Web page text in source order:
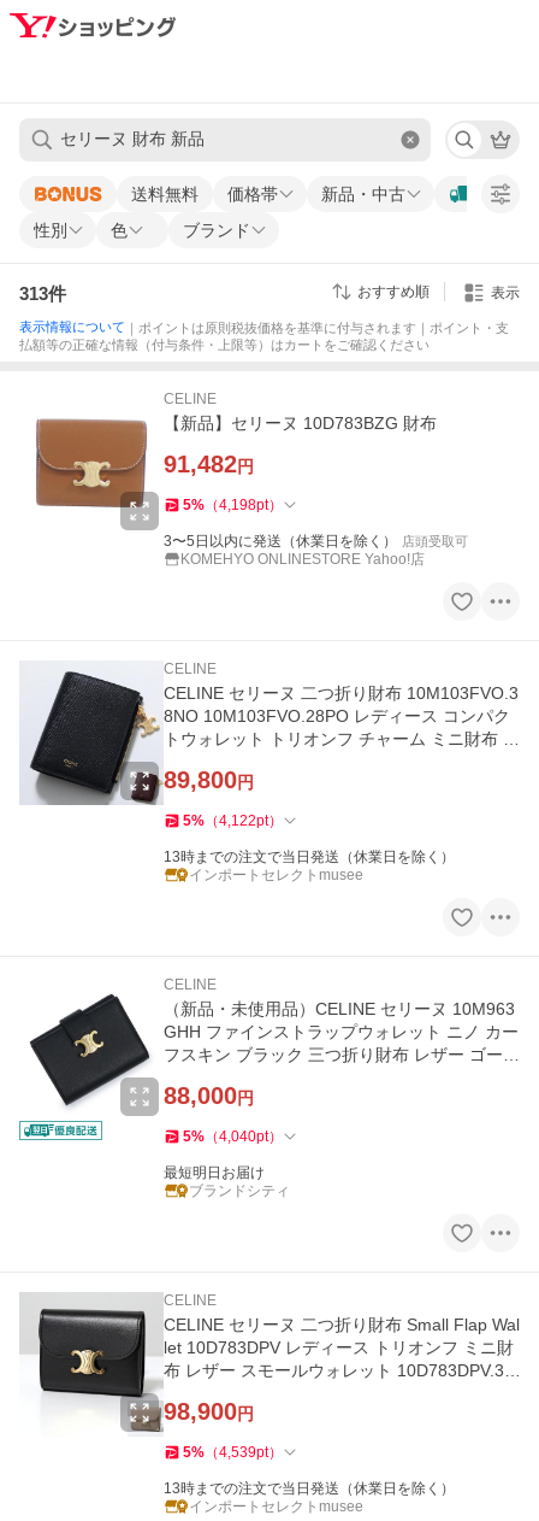
送料無料 価格帯
新品・中古
性別
色 ブランド
313件 おすすめ順 表示
表示情報について ｜ポイントは原則税抜価格を基準に付与されます｜ポイント・支
払額等の正確な情報（付与条件・上限等）はカートをご確認ください
CELINE
【新品】セリーヌ 10D783BZG 財布
91,482円
5% （4,198pt）
3〜5日以内に発送（休業日を除く） 店頭受取可
KOMEHYO ONLINESTORE Yahoo!店
CELINE
CELINE セリーヌ 二つ折り財布 10M103FVO.3
8NO 10M103FVO.28PO レディース コンパク
トウォレット トリオンフ チャーム ミニ財布 レ
89,800円
5% （4,122pt）
13時までの注文で当日発送（休業日を除く）
インポートセレクトmusee
CELINE
（新品・未使用品）CELINE セリーヌ 10M963
GHH ファインストラップウォレット ニノ カー
フスキン ブラック 三つ折り財布 レザー ゴール
88,000円
5% （4,040pt）
最短明日お届け
ブランドシティ
CELINE
CELINE セリーヌ 二つ折り財布 Small Flap Wal
let 10D783DPV レディース トリオンフ ミニ財
布 レザー スモールウォレット 10D783DPV.38
98,900円
5% （4,539pt）
13時までの注文で当日発送（休業日を除く）
インポートセレクトmusee